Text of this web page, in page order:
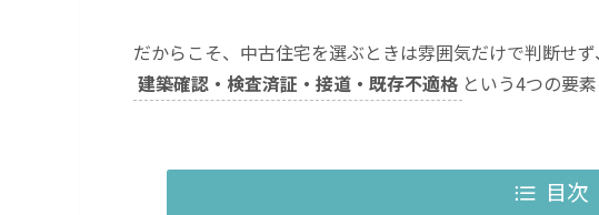
だからこそ、中古住宅を選ぶときは雰囲気だけで判断せず、
建築確認・検査済証・接道・既存不適格 という4つの要
目次